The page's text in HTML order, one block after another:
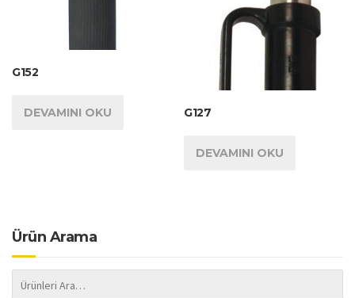
G152
DEVAMINI OKU G127
DEVAMINI OKU
Ürün Arama